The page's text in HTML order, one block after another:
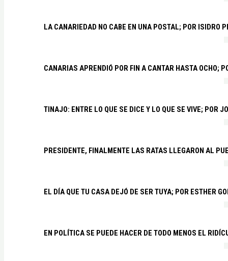
LA CANARIEDAD NO CABE EN UNA POSTAL; POR ISIDRO
CANARIAS APRENDIÓ POR FIN A CANTAR HASTA OCHO;
TINAJO: ENTRE LO QUE SE DICE Y LO QUE SE VIVE; POR
PRESIDENTE, FINALMENTE LAS RATAS LLEGARON AL
EL DÍA QUE TU CASA DEJÓ DE SER TUYA; POR ESTHER
EN POLÍTICA SE PUEDE HACER DE TODO MENOS EL